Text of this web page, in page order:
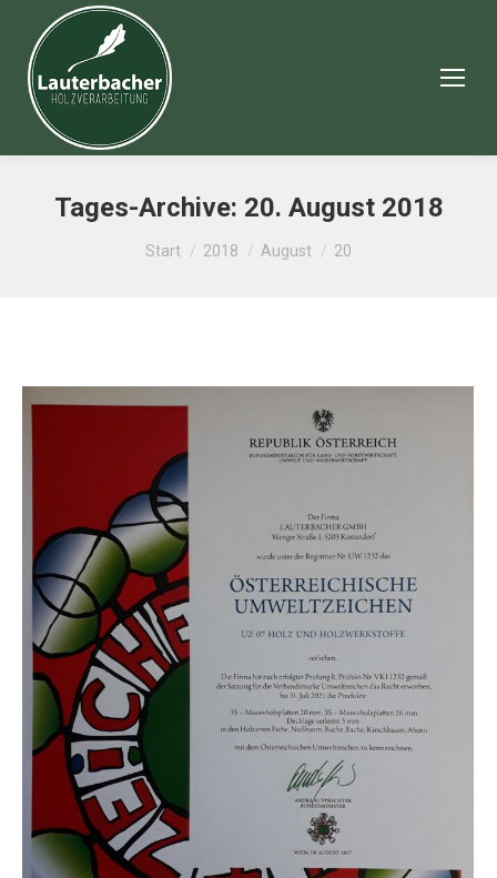
Tages-Archive: 20. August 2018
Sie befinden sich hier:
Start 2018 August 20